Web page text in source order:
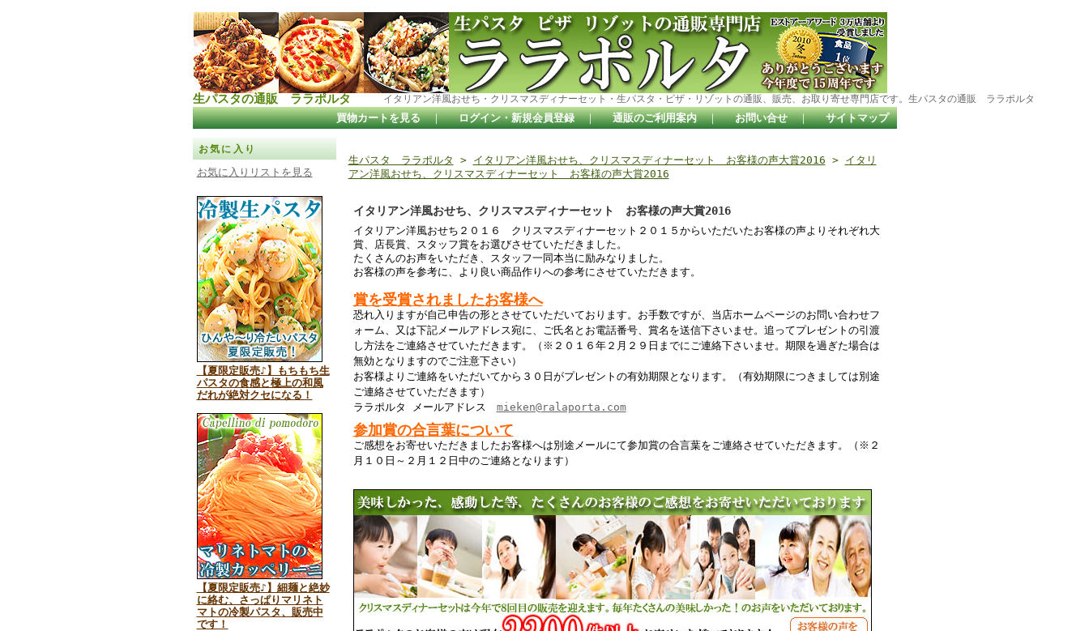
生パスタの通販 ララポルタ イタリアン洋風おせち・クリスマスディナーセット・生パスタ・ピザ・リゾットの通販、販売、お取り寄せ専門店です。生パスタの通販 ララポルタ
買物カートを見る ｜ ログイン・新規会員登録 ｜ 通販のご利用案内 ｜ お問い合せ ｜ サイトマップ
お気に入り
お気に入りリストを見る
【夏限定販売♪】もちもち生
パスタの食感と極上の和風
だれが絶対クセになる！
【夏限定販売♪】細麺と絶妙
に絡む、さっぱりマリネト
マトの冷製パスタ、販売中
です！
生パスタ ララポルタ > イタリアン洋風おせち、クリスマスディナーセット お客様の声大賞2016 > イタリ
アン洋風おせち、クリスマスディナーセット お客様の声大賞2016
イタリアン洋風おせち、クリスマスディナーセット お客様の声大賞2016
イタリアン洋風おせち２０１６ クリスマスディナーセット２０１５からいただいたお客様の声よりそれぞれ大
賞、店長賞、スタッフ賞をお選びさせていただきました。
たくさんのお声をいただき、スタッフ一同本当に励みなりました。
お客様の声を参考に、より良い商品作りへの参考にさせていただきます。
賞を受賞されましたお客様へ
恐れ入りますが自己申告の形とさせていただいております。お手数ですが、当店ホームページのお問い合わせフ
ォーム、又は下記メールアドレス宛に、ご氏名とお電話番号、賞名を送信下さいませ。追ってプレゼントの引渡
し方法をご連絡させていただきます。（※２０１６年２月２９日までにご連絡下さいませ。期限を過ぎた場合は
無効となりますのでご注意下さい）
お客様よりご連絡をいただいてから３０日がプレゼントの有効期限となります。（有効期限につきましては別途
ご連絡させていただきます）
ララポルタ メールアドレス mieken@ralaporta.com
参加賞の合言葉について
ご感想をお寄せいただきましたお客様へは別途メールにて参加賞の合言葉をご連絡させていただきます。（※２
月１０日～２月１２日中のご連絡となります）